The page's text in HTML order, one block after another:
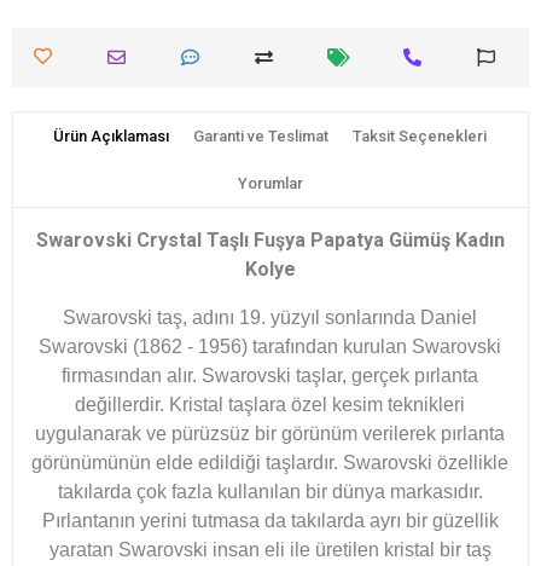
Ürün Açıklaması Garanti ve Teslimat Taksit Seçenekleri
Yorumlar
Swarovski Crystal Taşlı Fuşya Papatya Gümüş Kadın
Kolye
Swarovski taş, adını 19. yüzyıl sonlarında Daniel
Swarovski (1862 - 1956) tarafından kurulan Swarovski
firmasından alır. Swarovski taşlar, gerçek pırlanta
değillerdir. Kristal taşlara özel kesim teknikleri
uygulanarak ve pürüzsüz bir görünüm verilerek pırlanta
görünümünün elde edildiği taşlardır. Swarovski özellikle
takılarda çok fazla kullanılan bir dünya markasıdır.
Pırlantanın yerini tutmasa da takılarda ayrı bir güzellik
yaratan Swarovski insan eli ile üretilen kristal bir taş